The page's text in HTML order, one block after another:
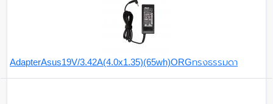
AdapterAsus19V/3.42A(4.0x1.35)(65wh)ORGทรงธรรมดา